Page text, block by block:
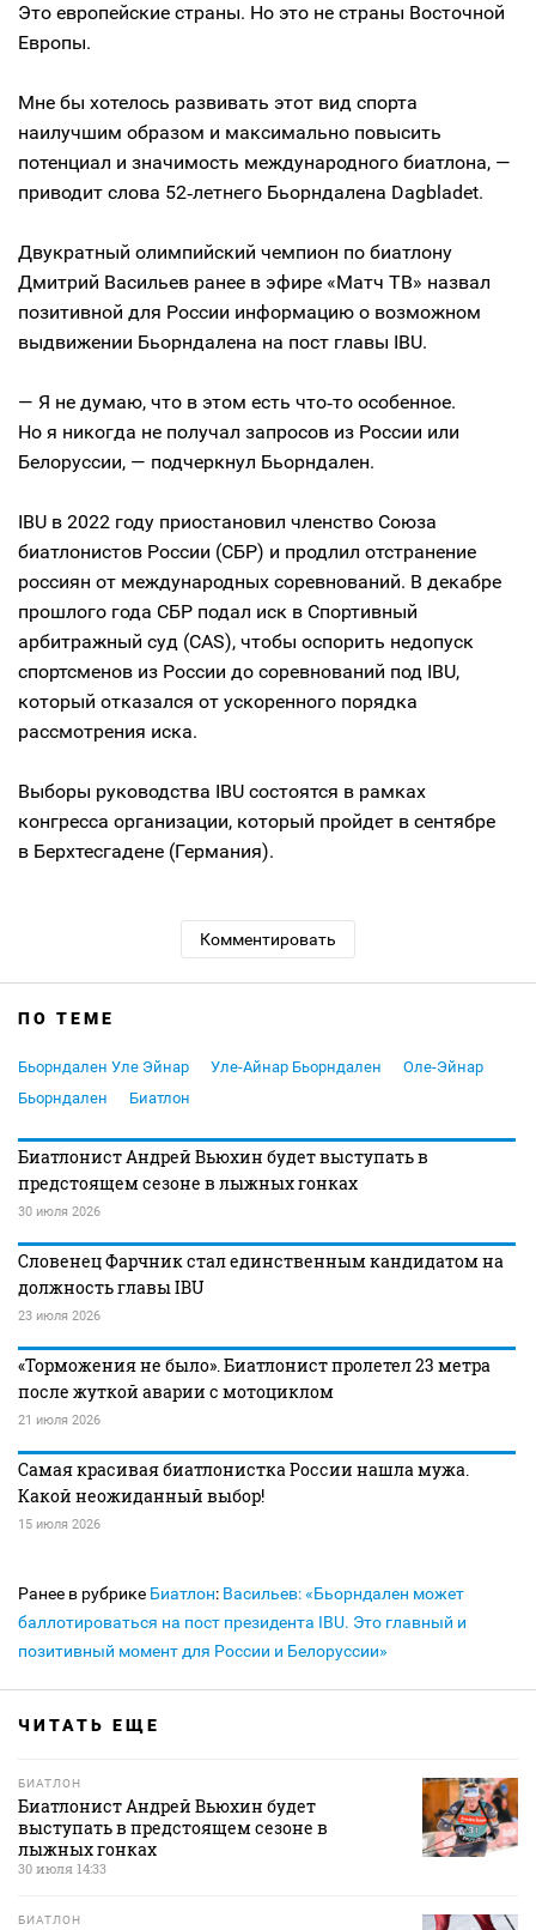
Это европейские страны. Но это не страны Восточной
Европы.
Мне бы хотелось развивать этот вид спорта
наилучшим образом и максимально повысить
потенциал и значимость международного биатлона, —
приводит слова 52‑летнего Бьорндалена Dagbladet.
Двукратный олимпийский чемпион по биатлону
Дмитрий Васильев ранее в эфире «Матч ТВ» назвал
позитивной для России информацию о возможном
выдвижении Бьорндалена на пост главы IBU.
— Я не думаю, что в этом есть что‑то особенное.
Но я никогда не получал запросов из России или
Белоруссии, — подчеркнул Бьорндален.
IBU в 2022 году приостановил членство Союза
биатлонистов России (СБР) и продлил отстранение
россиян от международных соревнований. В декабре
прошлого года СБР подал иск в Спортивный
арбитражный суд (CAS), чтобы оспорить недопуск
спортсменов из России до соревнований под IBU,
который отказался от ускоренного порядка
рассмотрения иска.
Выборы руководства IBU состоятся в рамках
конгресса организации, который пройдет в сентябре
в Берхтесгадене (Германия).
Комментировать
ПО ТЕМЕ
Бьорндален Уле Эйнар Уле-Айнар Бьорндален
Оле-Эйнар
Бьорндален
Биатлон
Биатлонист Андрей Вьюхин будет выступать в
предстоящем сезоне в лыжных гонках
30 июля 2026
Словенец Фарчник стал единственным кандидатом на
должность главы IBU
23 июля 2026
«Торможения не было». Биатлонист пролетел 23 метра
после жуткой аварии с мотоциклом
21 июля 2026
Самая красивая биатлонистка России нашла мужа.
Какой неожиданный выбор!
15 июля 2026
Ранее в рубрике Биатлон: Васильев: «Бьорндален может
баллотироваться на пост президента IBU. Это главный и
позитивный момент для России и Белоруссии»
ЧИТАТЬ ЕЩЕ
БИАТЛОН
Биатлонист Андрей Вьюхин будет
выступать в предстоящем сезоне в
лыжных гонках
30 июля 14:33
БИАТЛОН